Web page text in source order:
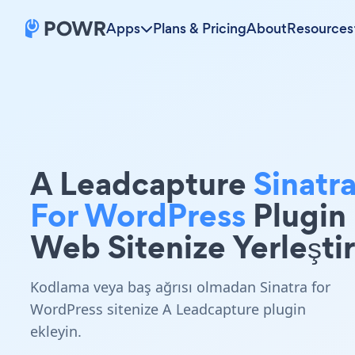
Apps Plans & PricingAboutResources
A Leadcapture
For WordPress Plugin
Web Sitenize
Kodlama veya baş ağrısı olmadan Sinatra for
WordPress sitenize A Leadcapture plugin
ekleyin.